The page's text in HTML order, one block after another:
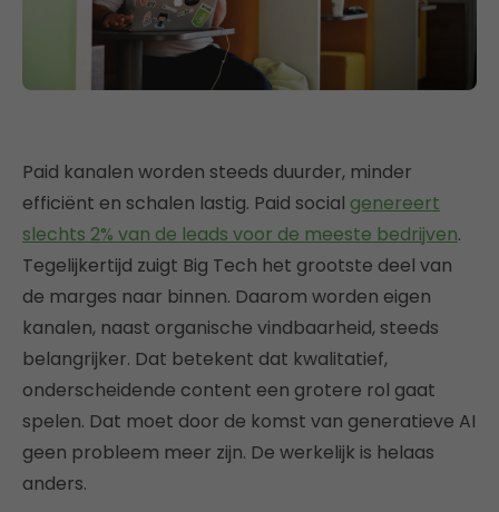
Paid kanalen worden steeds duurder, minder
efficiënt en schalen lastig. Paid social genereert
slechts 2% van de leads voor de meeste bedrijven.
Tegelijkertijd zuigt Big Tech het grootste deel van
de marges naar binnen. Daarom worden eigen
kanalen, naast organische vindbaarheid, steeds
belangrijker. Dat betekent dat kwalitatief,
onderscheidende content een grotere rol gaat
spelen. Dat moet door de komst van generatieve AI
geen probleem meer zijn. De werkelijk is helaas
anders.